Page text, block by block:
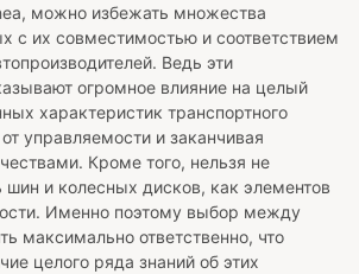
, можно избежать множества
с их совместимостью и соответствием
Ведь эти
огромное влияние на целый
характеристик транспортного
управляемости и заканчивая
Кроме того, нельзя не
шин и колесных дисков, как элементов
Именно поэтому выбор между
максимально ответственно, что
целого ряда знаний об этих